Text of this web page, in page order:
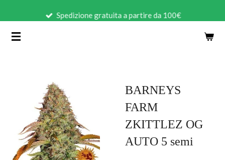
contenuto
Spedizione gratuita a partire da 100€
BARNEYS
FARM
ZKITTLEZ OG
AUTO 5 semi